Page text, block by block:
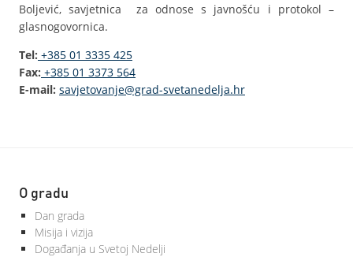
Boljević, savjetnica za odnose s javnošću i protokol –
glasnogovornica.
Tel: +385 01 3335 425
Fax: +385 01 3373 564
E-mail: savjetovanje@grad-svetanedelja.hr
O gradu
Dan grada
Misija i vizija
Događanja u Svetoj Nedelji